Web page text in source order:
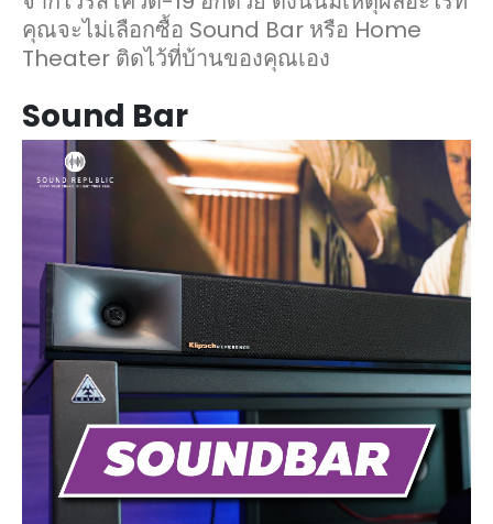
คุณจะไม่เลือกซื้อ Sound Bar หรือ Home
Theater ติดไว้ที่บ้านของคุณเอง
Sound Bar